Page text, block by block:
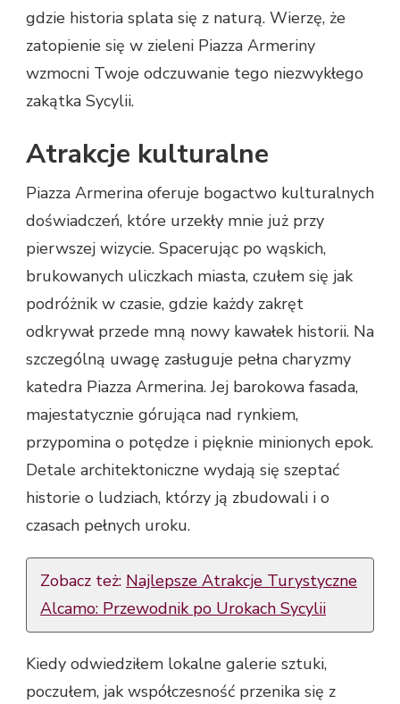
gdzie historia splata się z naturą. Wierzę, że
zatopienie się w zieleni Piazza Armeriny
wzmocni Twoje odczuwanie tego niezwykłego
zakątka Sycylii.
Atrakcje kulturalne
Piazza Armerina oferuje bogactwo kulturalnych
doświadczeń, które urzekły mnie już przy
pierwszej wizycie. Spacerując po wąskich,
brukowanych uliczkach miasta, czułem się jak
podróżnik w czasie, gdzie każdy zakręt
odkrywał przede mną nowy kawałek historii. Na
szczególną uwagę zasługuje pełna charyzmy
katedra Piazza Armerina. Jej barokowa fasada,
majestatycznie górująca nad rynkiem,
przypomina o potędze i pięknie minionych epok.
Detale architektoniczne wydają się szeptać
historie o ludziach, którzy ją zbudowali i o
czasach pełnych uroku.
Zobacz też: Najlepsze Atrakcje Turystyczne
Alcamo: Przewodnik po Urokach Sycylii
Kiedy odwiedziłem lokalne galerie sztuki,
poczułem, jak współczesność przenika się z